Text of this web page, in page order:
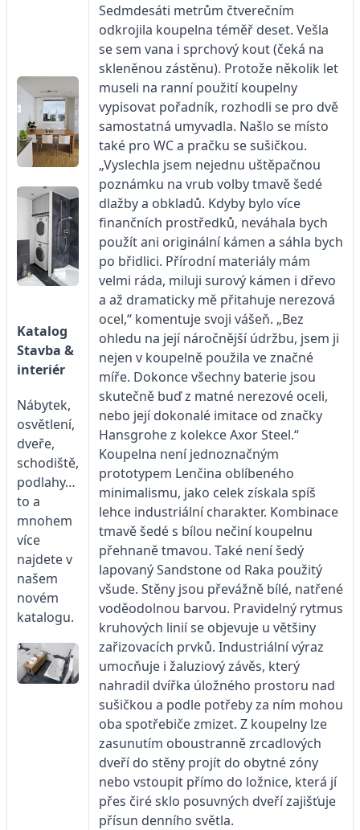
Katalog
Stavba &
interiér
Nábytek,
osvětlení,
dveře,
schodiště,
podlahy…
to a
mnohem
více
najdete v
našem
novém
katalogu.
Sedmdesáti metrům čtverečním
odkrojila koupelna téměř deset. Vešla
se sem vana i sprchový kout (čeká na
skleněnou zástěnu). Protože několik let
museli na ranní použití koupelny
vypisovat pořadník, rozhodli se pro dvě
samostatná umyvadla. Našlo se místo
také pro WC a pračku se sušičkou.
„Vyslechla jsem nejednu uštěpačnou
poznámku na vrub volby tmavě šedé
dlažby a obkladů. Kdyby bylo více
finančních prostředků, neváhala bych
použít ani originální kámen a sáhla bych
po břidlici. Přírodní materiály mám
velmi ráda, miluji surový kámen i dřevo
a až dramaticky mě přitahuje nerezová
ocel,“ komentuje svoji vášeň. „Bez
ohledu na její náročnější údržbu, jsem ji
nejen v koupelně použila ve značné
míře. Dokonce všechny baterie jsou
skutečně buď z matné nerezové oceli,
nebo její dokonalé imitace od značky
Hansgrohe z kolekce Axor Steel.“
Koupelna není jednoznačným
prototypem Lenčina oblíbeného
minimalismu, jako celek získala spíš
lehce industriální charakter. Kombinace
tmavě šedé s bílou nečiní koupelnu
přehnaně tmavou. Také není šedý
lapovaný Sandstone od Raka použitý
všude. Stěny jsou převážně bílé, natřené
voděodolnou barvou. Pravidelný rytmus
kruhových linií se objevuje u většiny
zařizovacích prvků. Industriální výraz
umocňuje i žaluziový závěs, který
nahradil dvířka úložného prostoru nad
sušičkou a podle potřeby za ním mohou
oba spotřebiče zmizet. Z koupelny lze
zasunutím oboustranně zrcadlových
dveří do stěny projít do obytné zóny
nebo vstoupit přímo do ložnice, která jí
přes čiré sklo posuvných dveří zajišťuje
přísun denního světla.